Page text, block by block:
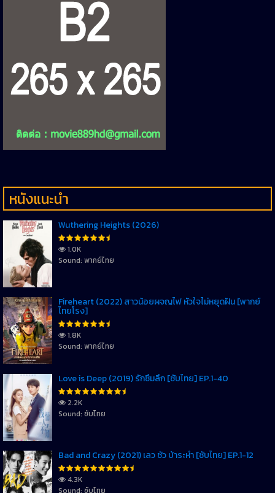
หนังแนะนำ
Wuthering Heights (2026)
1.0K
Sound: พากย์ไทย
Fireheart (2022) สาวน้อยผจญไฟ หัวใจไม่หยุดฝัน [พากย์
ไทยโรง]
1.8K
Sound: พากย์ไทย
Love is Deep (2019) รักซึมลึก [ซับไทย] EP.1-40
2.2K
Sound: ซับไทย
Bad and Crazy (2021) เลว ชั่ว บ้าระห่ำ [ซับไทย] EP.1-12
4.3K
Sound: ซับไทย